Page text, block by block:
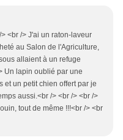
<br /> J'ai un raton-laveur
au Salon de l'Agriculture,
allaient à un refuge
Un lapin oublié par une
et un petit chien offert par je
aussi.<br /> <br /> <br />
tout de même !!!<br /> <br